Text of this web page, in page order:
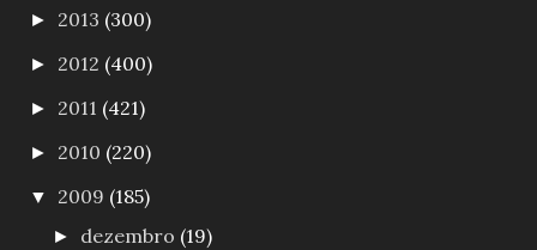
► 2013 (300)
► 2012 (400)
► 2011 (421)
► 2010 (220)
▼ 2009 (185)
► dezembro (19)